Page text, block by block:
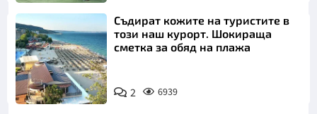
Съдират кожите на туристите в
този наш курорт. Шокираща
сметка за обяд на плажа
2 6939